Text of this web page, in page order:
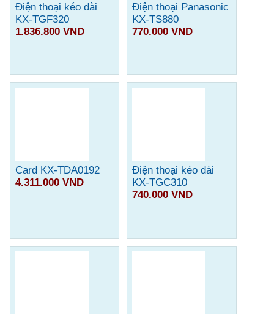
Điện thoại kéo dài
KX-TGF320
1.836.800 VND
Điện thoại Panasonic
KX-TS880
770.000 VND
Card KX-TDA0192
4.311.000 VND
Điện thoại kéo dài
KX-TGC310
740.000 VND